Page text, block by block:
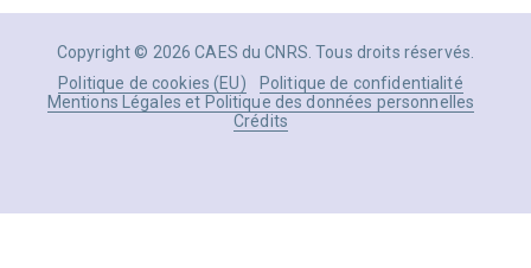
Copyright © 2026 CAES du CNRS. Tous droits réservés.
Politique de cookies (EU)
Politique de confidentialité
Mentions Légales et Politique des données personnelles
Crédits